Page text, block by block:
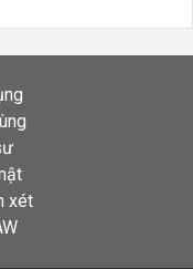
xét